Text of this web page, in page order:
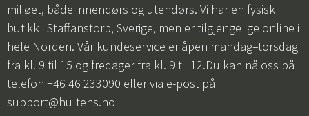
miljøet, både innendørs og utendørs. Vi har en fysisk
butikk i Staffanstorp, Sverige, men er tilgjengelige online i
hele Norden. Vår kundeservice er åpen mandag–torsdag
fra kl. 9 til 15 og fredager fra kl. 9 til 12.Du kan nå oss på
telefon +46 46 233090 eller via e-post på
support@hultens.no